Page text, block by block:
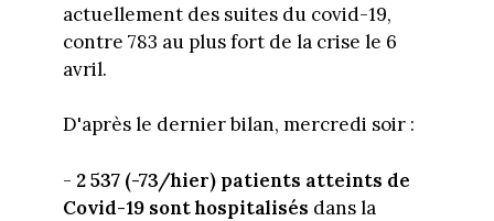
actuellement des suites du covid-19,
contre 783 au plus fort de la crise le 6
avril.
D'après le dernier bilan, mercredi soir :
- 2 537 (-73/hier) patients atteints de
Covid-19 sont hospitalisés dans la